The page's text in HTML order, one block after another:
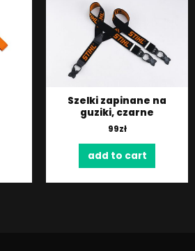
Szelki zapinane na
guziki, czarne
99zł
add to cart